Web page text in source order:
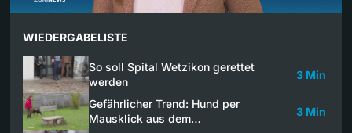
WIEDERGABELISTE
So soll Spital Wetzikon gerettet
werden
3 Min
Gefährlicher Trend: Hund per
Mausklick aus dem…
3 Min